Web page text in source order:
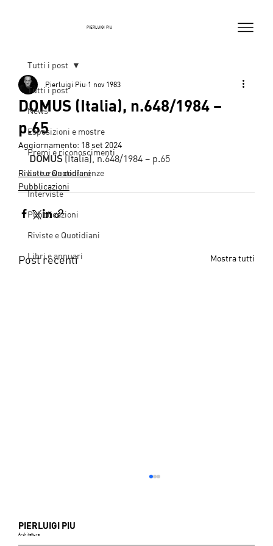
PIERLUIGI PIU
Tutti i post
News
Esposizioni e mostre
Premi e riconoscimenti
Letture e conferenze
Interviste
Pubblicazioni
Riviste e Quotidiani
Libri e annuari
Tutti i post
DOMUS (Italia), n.648/1984 –
p.65
Pierluigi Piu 1 nov 1983
Aggiornamento: 18 set 2024
DOMUS (Italia), n.648/1984 – p.65
Riviste e Quotidiani
Pubblicazioni
Post recenti Mostra tutti
PIERLUIGI PIU
Architettura